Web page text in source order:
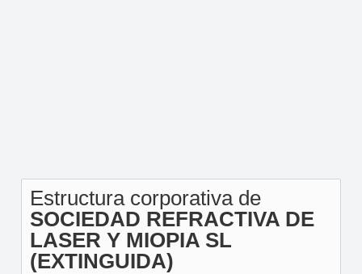
Estructura corporativa de
SOCIEDAD REFRACTIVA DE
LASER Y MIOPIA SL
(EXTINGUIDA)